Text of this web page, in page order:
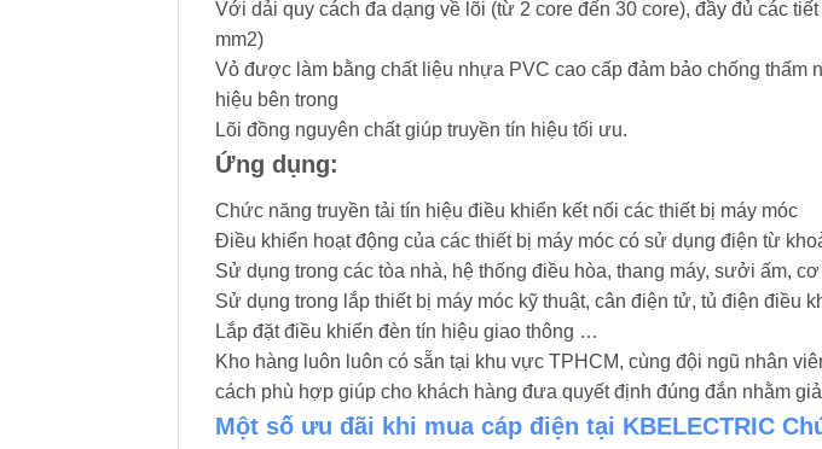
Với dải quy cách đa dạng về lõi (từ 2 core đến 30 core), đầy đủ các
mm2)
Vỏ được làm bằng chất liệu nhựa PVC cao cấp đảm bảo chống
hiệu bên trong
Lõi đồng nguyên chất giúp truyền tín hiệu tối ưu.
Ứng dụng:
Chức năng truyền tải tín hiệu điều khiển kết nối các thiết bị máy móc
Điều khiển hoạt động của các thiết bị máy móc có sử dụng điện từ
Sử dụng trong các tòa nhà, hệ thống điều hòa, thang máy, sưởi ấm,
Sử dụng trong lắp thiết bị máy móc kỹ thuật, cân điện tử, tủ điện điều
Lắp đặt điều khiển đèn tín hiệu giao thông …
Kho hàng luôn luôn có sẵn tại khu vực TPHCM, cùng đội ngũ nhân
cách phù hợp giúp cho khách hàng đưa quyết định đúng đắn nhằm
Một số ưu đãi khi mua cáp điện tại KBELECTRIC